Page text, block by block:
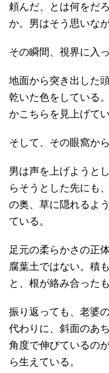
頼んだ、とは何をだ
か。男はそう思いな
その瞬間、視界に入
地面から突き出した
乾いた色をしている
かこちらを見上げて
そして、その眼窩か
男は声を上げようと
らそうとした先にも
の奥、草に隠れるよ
ている。
足元の柔らかさの正
腐葉土ではない。積
と、根が絡み合ったも
振り返っても、老婆
代わりに、斜面のあ
角度で伸びているの
ら生えている。